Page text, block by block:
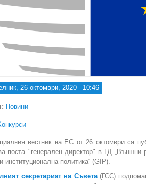
26 октомври, 2020 - 10:46
Новини
вестник на ЕС от 26 октомври са
поста "генерален директор" в ГД
институционална политика“ (GIP).
секретариат на Съвета(ГСС)